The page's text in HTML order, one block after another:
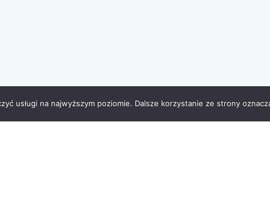
usługi na najwyższym poziomie. Dalsze korzystanie ze strony